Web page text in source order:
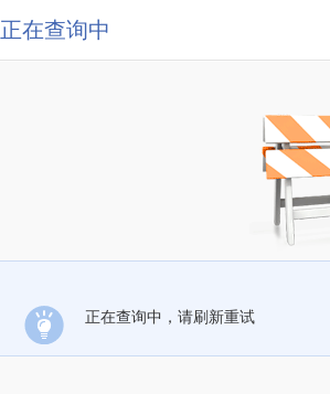
正在查询中
正在查询中，请刷新重试